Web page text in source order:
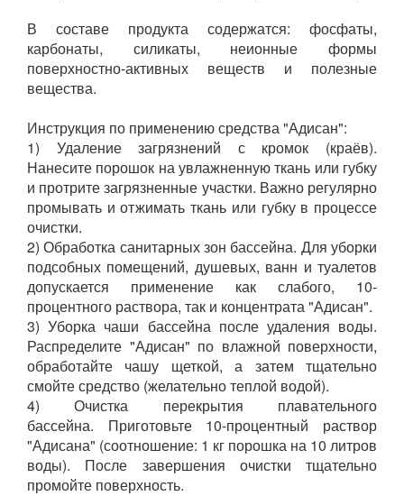
В составе продукта содержатся: фосфаты,
карбонаты, силикаты, неионные формы
поверхностно-активных веществ и полезные
вещества.
Инструкция по применению средства "Адисан":
1) Удаление загрязнений с кромок (краёв).
Нанесите порошок на увлажненную ткань или губку
и протрите загрязненные участки. Важно регулярно
промывать и отжимать ткань или губку в процессе
очистки.
2) Обработка санитарных зон бассейна. Для уборки
подсобных помещений, душевых, ванн и туалетов
допускается применение как слабого, 10-
процентного раствора, так и концентрата "Адисан".
3) Уборка чаши бассейна после удаления воды.
Распределите "Адисан" по влажной поверхности,
обработайте чашу щеткой, а затем тщательно
смойте средство (желательно теплой водой).
4) Очистка перекрытия плавательного
бассейна. Приготовьте 10-процентный раствор
"Адисана" (соотношение: 1 кг порошка на 10 литров
воды). После завершения очистки тщательно
промойте поверхность.